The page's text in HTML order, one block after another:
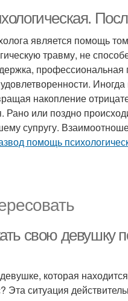
является помощь
травму, не
накопление
или поздно
супругу.
свою девушку
которая
Эта ситуация